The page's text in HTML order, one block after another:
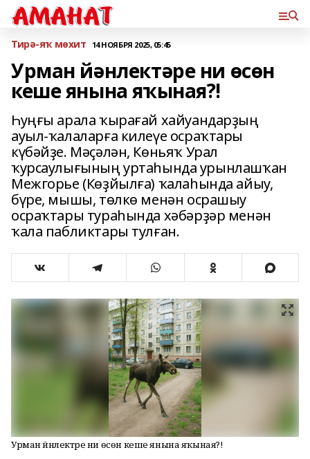
Тирә-яҡ мөхит 14 НОЯБРЯ 2025, 05:45
Урман йәнлектәре ни өсөн
кеше янына яҡыная?!
Һуңғы арала ҡырағай хайуандарҙың
ауыл-­ҡалаларға килеүе осраҡтары
күбәйҙе. Мәҫәлән, Көньяҡ Урал
ҡурсаулығының уртаһында урынлашҡан
Межгорье (Көҙйылға) ҡалаһында айыу,
бүре, мышы, төлкө менән осрашыу
осраҡтары тураһында хәбәрҙәр менән
ҡала пабликтары тулған.
Урман йәнлектәре ни өсөн кеше янына яҡыная?!